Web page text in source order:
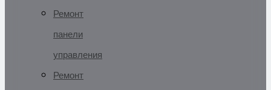
Ремонт
панели
управления
Ремонт